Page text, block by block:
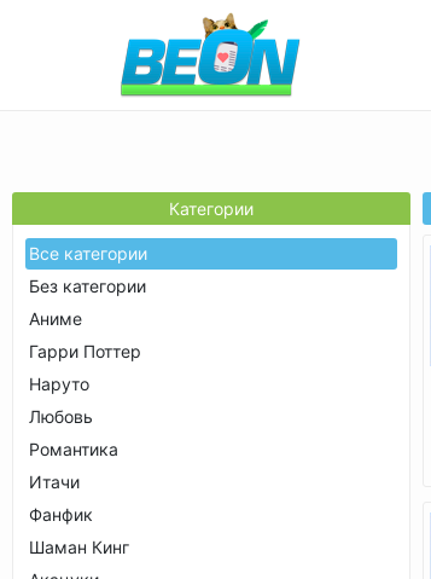
Категории
Все категории
Без категории
Аниме
Гарри Поттер
Наруто
Любовь
Романтика
Итачи
Фанфик
Шаман Кинг